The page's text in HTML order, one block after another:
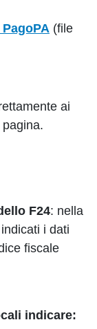
(file
ai
F24: nella
i dati
fiscale
indicare: